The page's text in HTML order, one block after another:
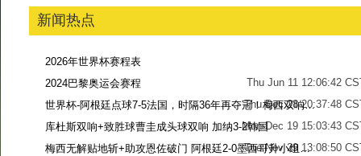
新闻热点
2026年世界杯赛程表
Thu Jun 11 12:06:42
2024巴黎奥运会赛程
Thu Dec 28 20:37:48
世界杯-阿根廷点球7-5法国，时隔36年再夺冠！梅西双响姆巴佩戴帽
Mon Dec 19 15:03:43
库杜斯双响+致胜球曹圭成头球双响 加纳3-2韩国
Tue Nov 29 13:08:50
梅西无解贴地斩+助攻恩佐破门 阿根廷2-0墨西哥升小组第二